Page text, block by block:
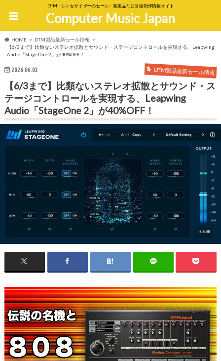
DTM・シンセサイザーのセール・新製品など音楽制作情報サイト
Computer Music Japan
HOME
DTM製品最新セール情報
【6/3まで】比類ないステレオ拡散とサウンド・ステージコントロールを実現する、Leapwing
Audio「StageOne 2」が40%OFF！
2026.06.03 DTM製品最新セール情報
【6/3まで】比類ないステレオ拡散とサウンド・ス
テージコントロールを実現する、Leapwing
Audio「StageOne 2」が40%OFF！